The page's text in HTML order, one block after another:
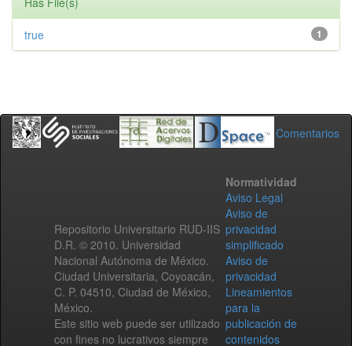
1
true
Comentarios
Repositorio Universitario RUD-IIS
D.R. © 2010. Universidad
Nacional Autónoma de México.
Ciudad Universitaria, Coyoacán,
C. P. 04510, Ciudad de México,
México.
Este sitio web puede ser utilizado
con fines no lucrativos siempre
Normatividad
Aviso Legal
Aviso de
privacidad
simplificado
Aviso de
privacidad
Lineamientos
para la
publicación de
contenidos